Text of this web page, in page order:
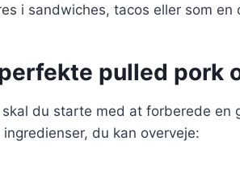
i sandwiches, tacos eller som
pulled pork
du starte med at forberede en
du kan overveje: